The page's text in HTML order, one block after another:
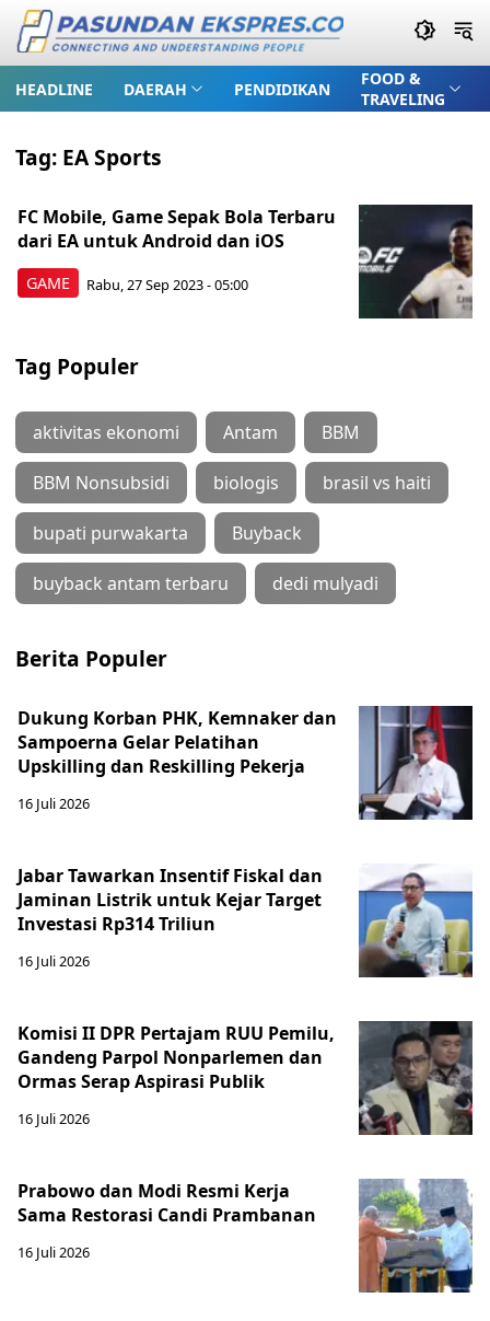
HEADLINE DAERAH PENDIDIKAN
FOOD &
TRAVELING
Tag: EA Sports
GAME
FC Mobile, Game Sepak Bola Terbaru
dari EA untuk Android dan iOS
Rabu, 27 Sep 2023 - 05:00
Tag Populer
aktivitas ekonomi Antam BBM
BBM Nonsubsidi biologis brasil vs haiti
bupati purwakarta Buyback
buyback antam terbaru dedi mulyadi
Berita Populer
Dukung Korban PHK, Kemnaker dan
Sampoerna Gelar Pelatihan
Upskilling dan Reskilling Pekerja
16 Juli 2026
Jabar Tawarkan Insentif Fiskal dan
Jaminan Listrik untuk Kejar Target
Investasi Rp314 Triliun
16 Juli 2026
Komisi II DPR Pertajam RUU Pemilu,
Gandeng Parpol Nonparlemen dan
Ormas Serap Aspirasi Publik
16 Juli 2026
Prabowo dan Modi Resmi Kerja
Sama Restorasi Candi Prambanan
16 Juli 2026